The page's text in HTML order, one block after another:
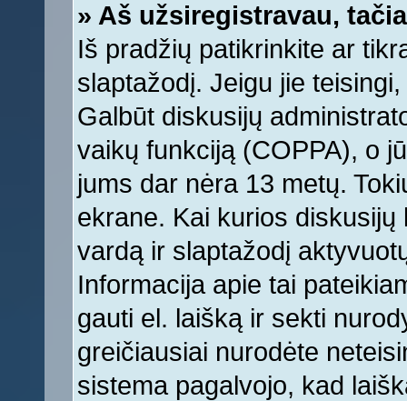
» Aš užsiregistravau,
Iš pradžių patikrinkite ar
slaptažodį. Jeigu jie
Galbūt diskusijų
vaikų funkciją (COPPA), o
jums dar nėra 13 metų.
ekrane. Kai kurios
vardą ir slaptažodį
Informacija apie tai
gauti el. laišką ir sekti
greičiausiai nurodėte
sistema pagalvojo, kad